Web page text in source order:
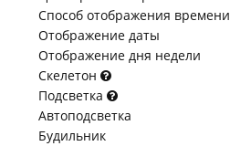
Способ отображения времени
Отображение даты
Отображение дня недели
Скелетон
Подсветка
Автоподсветка
Будильник